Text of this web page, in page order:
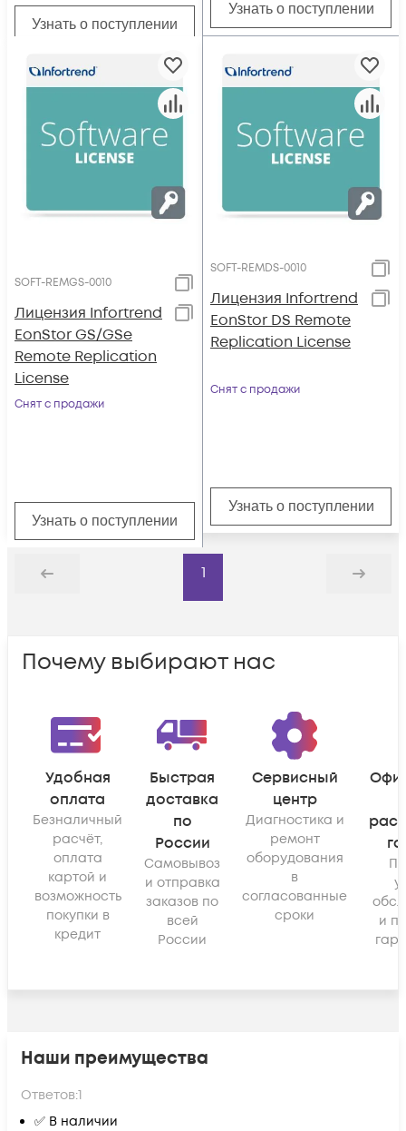
Узнать о поступлении
Узнать о поступлении
SOFT-REMGS-0010
Лицензия Infortrend
EonStor GS/GSe
Remote Replication
License
Снят с продажи
Узнать о поступлении
SOFT-REMDS-0010
Лицензия Infortrend
EonStor DS Remote
Replication License
Снят с продажи
Узнать о поступлении
Назад
1
Дальше
Почему выбирают нас
Удобная
оплата
Безналичный
расчёт,
оплата
картой и
возможность
покупки в
кредит
Быстрая
доставка
по
России
Самовывоз
и отправка
заказов по
всей
России
Сервисный
центр
Диагностика и
ремонт
оборудования
в
согласованные
сроки
и
Наши преимущества
Ответов:1
✅ В наличии